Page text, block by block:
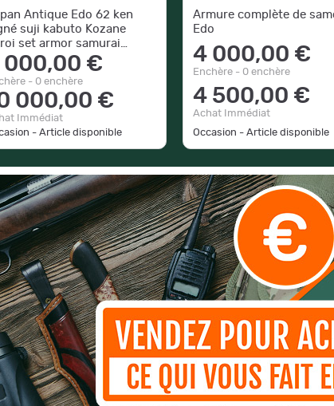
Antique Edo 62 ken
suji kabuto Kozane
set armor samurai
000,00 €
- 0 enchère
000,00 €
Immédiat
- Article disponible
Armure complète de
Edo
4 000,00 €
Enchère - 0 enchère
4 500,00 €
Achat Immédiat
Occasion - Article disponible